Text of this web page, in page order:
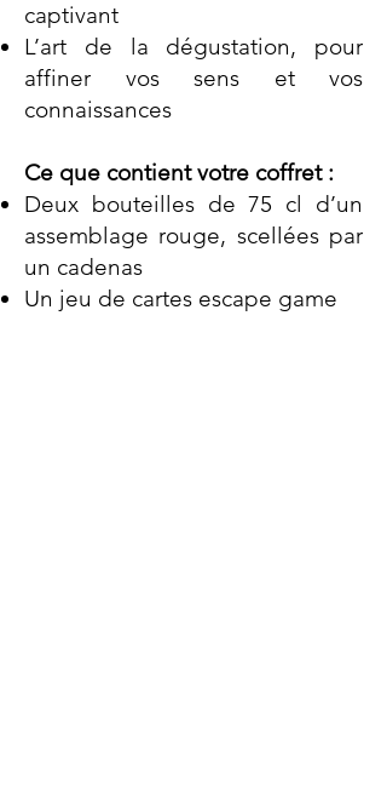
captivant
L’art de la dégustation, pour
affiner vos sens et vos
connaissances
Ce que contient votre coffret :
Deux bouteilles de 75 cl d’un
assemblage rouge, scellées par
un cadenas
Un jeu de cartes escape game